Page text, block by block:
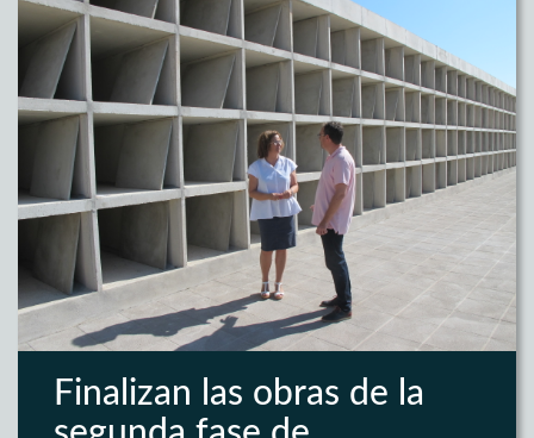
Finalizan las obras de la